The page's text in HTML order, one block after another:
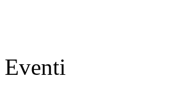
Eventi